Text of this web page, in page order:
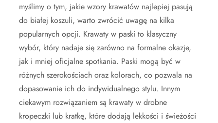
myślimy o tym, jakie wzory krawatów najlepiej pasują
do białej koszuli, warto zwrócić uwagę na kilka
popularnych opcji. Krawaty w paski to klasyczny
wybór, który nadaje się zarówno na formalne okazje,
jak i mniej oficjalne spotkania. Paski mogą być w
różnych szerokościach oraz kolorach, co pozwala na
dopasowanie ich do indywidualnego stylu. Innym
ciekawym rozwiązaniem są krawaty w drobne
kropeczki lub kratkę, które dodają lekkości i świeżości